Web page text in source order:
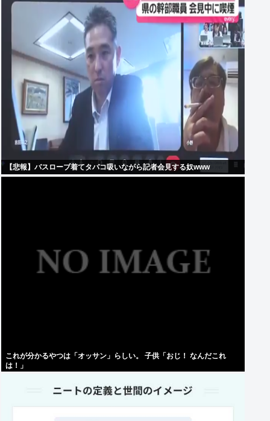
【悲報】バスローブ着てタバコ吸いながら記者会見する奴www
これが分かるやつは「オッサン」らしい。 子供「おじ！ なんだこれ
は！」